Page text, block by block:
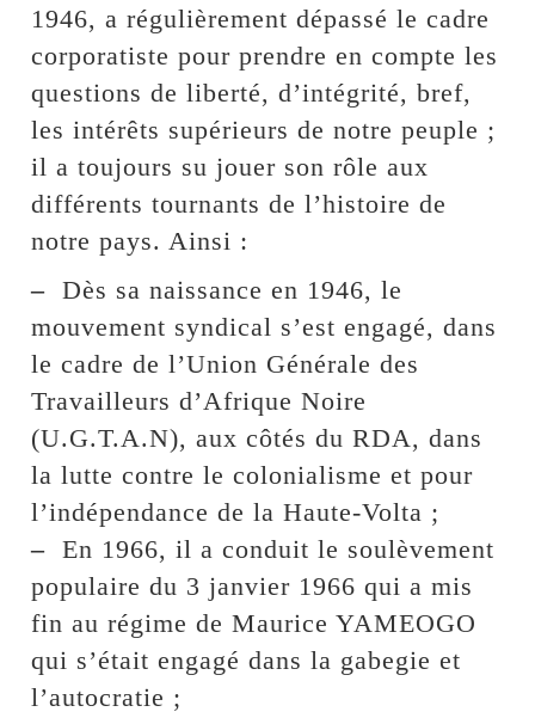
1946, a régulièrement dépassé le cadre
corporatiste pour prendre en compte les
questions de liberté, d’intégrité, bref,
les intérêts supérieurs de notre peuple ;
il a toujours su jouer son rôle aux
différents tournants de l’histoire de
notre pays. Ainsi :
– Dès sa naissance en 1946, le
mouvement syndical s’est engagé, dans
le cadre de l’Union Générale des
Travailleurs d’Afrique Noire
(U.G.T.A.N), aux côtés du RDA, dans
la lutte contre le colonialisme et pour
l’indépendance de la Haute-Volta ;
– En 1966, il a conduit le soulèvement
populaire du 3 janvier 1966 qui a mis
fin au régime de Maurice YAMEOGO
qui s’était engagé dans la gabegie et
l’autocratie ;